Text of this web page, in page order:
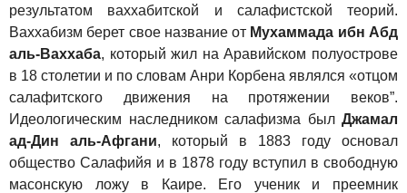
результатом ваххабитской и салафистской теорий.
Ваххабизм берет свое название от Мухаммада ибн Абд
аль-Ваххаба, который жил на Аравийском полуострове
в 18 столетии и по словам Анри Корбена являлся «отцом
салафитского движения на протяжении веков”.
Идеологическим наследником салафизма был Джамал
ад-Дин аль-Афгани, который в 1883 году основал
общество Салафийя и в 1878 году вступил в свободную
масонскую ложу в Каире. Его ученик и преемник